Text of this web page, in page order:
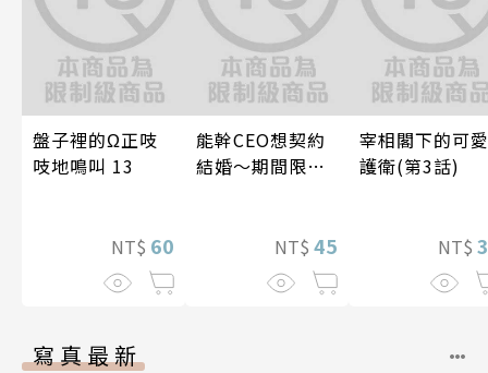
盤子裡的Ω正吱
吱地鳴叫 13
NT$ 60
能幹CEO想契約
結婚～期間限定
NT$ 45
宰相閣下的可愛
護衛(第3話)
NT$
寫真最新